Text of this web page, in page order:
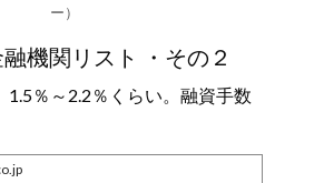
ー）
機関リスト ・その２
％～2.2％くらい。融資手数